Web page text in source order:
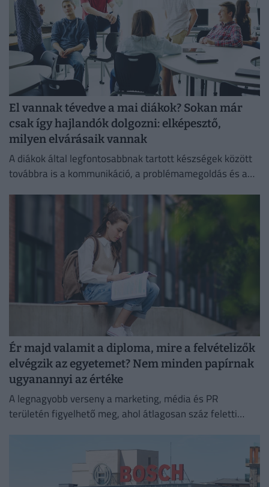
El vannak tévedve a mai diákok? Sokan már
csak így hajlandók dolgozni: elképesztő,
milyen elvárásaik vannak
A diákok által legfontosabbnak tartott készségek között
továbbra is a kommunikáció, a problémamegoldás és a
Ér majd valamit a diploma, mire a felvételizők
elvégzik az egyetemet? Nem minden papírnak
ugyanannyi az értéke
A legnagyobb verseny a marketing, média és PR
területén figyelhető meg, ahol átlagosan száz feletti